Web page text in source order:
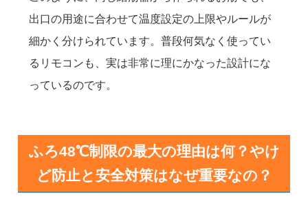
出口の用途に合わせて温度設定の上限やルールが
細かく分けられています。普段何気なく使ってい
るリモコンも、実は非常に理にかなった設計にな
っているのです。
ふろ48℃制限の最大の理由は何？やけ
ど防止と安全対策はなぜ重要なの？